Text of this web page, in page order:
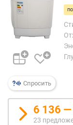
р
о
п
о
т
е
б
л
е
н
Спросить
6 136
23